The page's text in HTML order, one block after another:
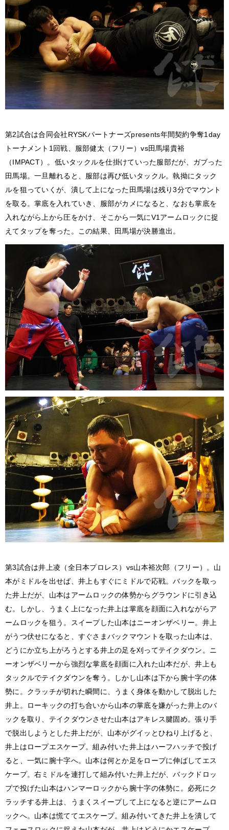
第2試合は合同会社RYSKパートナーズpresents年間契約争奪1day
トーナメント1回戦、服部健太（フリー）vs田馬場貴裕
（IMPACT）。低いタックルを仕掛けていった服部だが、ガブった
田馬場。一旦離れると、服部は再び低いタックル。執拗にタック
ルを狙っていくが、潰して上になった田馬場は残り3分でマウント
を取る。掌底を入れていき、服部がカメになると、なおも掌底を
入れながら上から圧をかけ、そこから一気にV1アームロックに捉
えてタップを奪った。この結果、田馬場が決勝進出。
第3試合は井上凌（全日本プロレス）vs山本裕次郎（フリー）。山
本がミドルを出せば、井上もすぐにミドルで応戦。バックを取っ
た井上だが、山本はアームロックの体勢からグラウンドに引き込
む。しかし、うまく上になった井上は掌底を顔面に入れながらア
ームロックを狙う。スイープした山本はニーオンザベリー。井上
がうつ伏せになると、すぐさまバックマウントを取った山本は、
どうにか立ち上がろうとする井上の足を刈ってテイクダウン。ニ
ーオンザベリーから強烈な掌底を顔面に入れた山本だが、井上も
タックルでテイクダウンを奪う。しかし山本は下から腕十字の体
勢に。クラッチが切れた瞬間に、うまく身体を動かして脱出した
井上。ローキックの打ち合いから山本の掌底を嫌がった井上のバ
ックを取り、テイクダウンさせた山本はアキレス腱固め。張り手
で脱出しようとした井上だが、山本がグイッとひねり上げると、
井上はロープエスケープ。組み付いた井上はハーフハッチで投げ
ると、一気に腕十字へ。山本は何とか足をロープに伸ばしてエス
ケープ。右ミドルを連打して組み付いた井上だが、バックドロッ
プで投げた山本はハンマーロックから腕十字の体勢に。必死にク
ラッチする井上は、うまくスイープして上になると逆にアームロ
ックへ。山本は慌ててエスケープ。組み付いてきた井上を潰して